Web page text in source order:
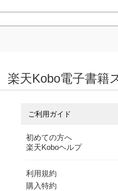
楽天Kobo電子書籍
ご利用ガイド
初めての方へ
楽天Koboヘルプ
利用規約
購入特約